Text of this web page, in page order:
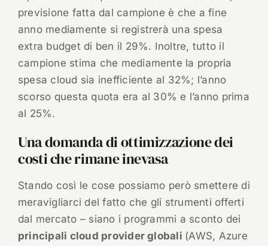
previsione fatta dal campione è che a fine
anno mediamente si registrerà una spesa
extra budget di ben il 29%. Inoltre, tutto il
campione stima che mediamente la propria
spesa cloud sia inefficiente al 32%; l’anno
scorso questa quota era al 30% e l’anno prima
al 25%.
Una domanda di ottimizzazione dei
costi che rimane inevasa
Stando così le cose possiamo però smettere di
meravigliarci del fatto che gli strumenti offerti
dal mercato – siano i programmi a sconto dei
principali cloud provider globali (AWS, Azure